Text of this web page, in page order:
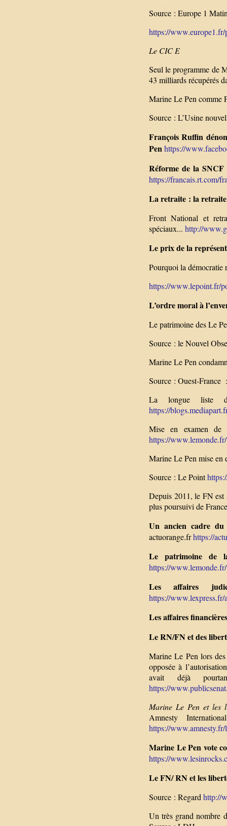
Source : Europe 1
https://
Le CIC E
Seul le programme de
43 milliards récupérés
Marine Le Pen comme
Source : L’Usine
François Ruffin
Penhttps://
Réforme de la
https://francais.rt.com/
La retraite : la
Front National et
spéciaux... http://
Le prix de la
Pourquoi la démocratie
https://www.lepoint.fr/
L’ordre moral à
Le patrimoine des Le
Source : le Nouvel
Marine Le Pen
Source : Ouest-
La longue liste
https://
Mise en examen de
https://
Marine Le Pen mise en
Source : Le Point
Depuis 2011, le FN est
plus poursuivi de
Un ancien cadre
actuorange.frhttps://
Le patrimoine de
https://
Les affaires
https://www.lexpress.fr/
Les affaires
Le RN/FN et des
Marine Le Pen lors des
opposée à
avait déjà
https://
Marine Le Pen et les
Amnesty
https://
Marine Le Pen vote
https://
Le FN/ RN et les
Source : Regard http://
Un très grand nombre